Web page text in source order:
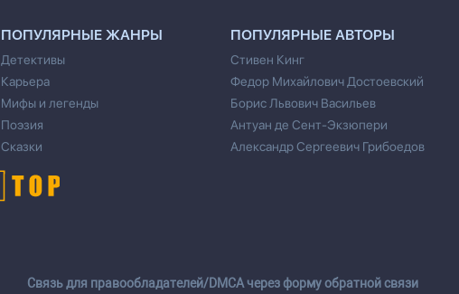
ПОПУЛЯРНЫЕ ЖАНРЫ
Детективы
Карьера
Мифы и легенды
Поэзия
Сказки
ПОПУЛЯРНЫЕ АВТОРЫ
Стивен Кинг
Федор Михайлович Достоевский
Борис Львович Васильев
Антуан де Сент-Экзюпери
Александр Сергеевич Грибоедов
Cвязь для правообладателей/DMCA через форму обратной связи